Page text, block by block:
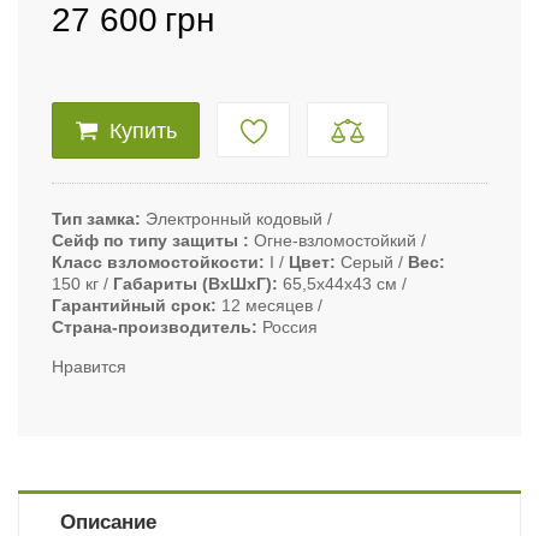
27 600 грн
Купить
Тип замка
Электронный кодовый
Сейф по типу защиты
Огне-взломостойкий
Класс взломостойкости
I Цвет Серый
Вес
150 кг
Габариты (ВxШxГ)
65,5х44х43 см
Гарантийный срок
12 месяцев
Страна-производитель
Россия
Нравится
Описание